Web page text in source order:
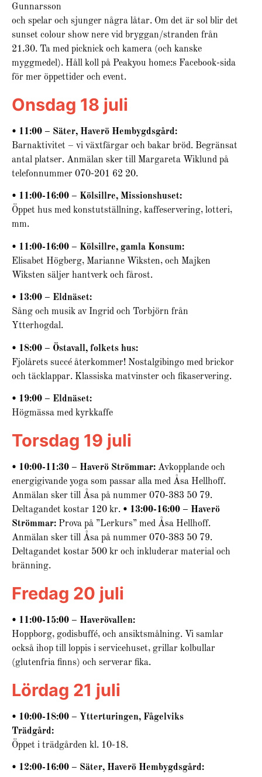
Gunnarsson
och spelar och sjunger några låtar. Om det är sol blir det
sunset colour show nere vid bryggan/stranden från
21.30. Ta med picknick och kamera (och kanske
myggmedel). Håll koll på Peakyou home:s Facebook-sida
för mer öppettider och event.
Onsdag 18 juli
• 11:00 – Säter, Haverö Hembygdsgård:
Barnaktivitet – vi växtfärgar och bakar bröd. Begränsat
antal platser. Anmälan sker till Margareta Wiklund på
telefonnummer 070-201 62 20.
• 11:00-16:00 – Kölsillre, Missionshuset:
Öppet hus med konstutställning, kaffeservering, lotteri,
mm.
• 11:00-16:00 – Kölsillre, gamla Konsum:
Elisabet Högberg, Marianne Wiksten, och Majken
Wiksten säljer hantverk och fårost.
• 13:00 – Eldnäset:
Sång och musik av Ingrid och Torbjörn från
Ytterhogdal.
• 18:00 – Östavall, folkets hus:
Fjolårets succé återkommer! Nostalgibingo med brickor
och täcklappar. Klassiska matvinster och fikaservering.
• 19:00 – Eldnäset:
Högmässa med kyrkkaffe
Torsdag 19 juli
• 10:00-11:30 – Haverö Strömmar: Avkopplande och
energigivande yoga som passar alla med Åsa Hellhoff.
Anmälan sker till Åsa på nummer 070-383 50 79.
Deltagandet kostar 120 kr. • 13:00-16:00 – Haverö
Strömmar: Prova på ”Lerkurs” med Åsa Hellhoff.
Anmälan sker till Åsa på nummer 070-383 50 79.
Deltagandet kostar 500 kr och inkluderar material och
bränning.
Fredag 20 juli
• 11:00-15:00 – Haverövallen:
Hoppborg, godisbuffé, och ansiktsmålning. Vi samlar
också ihop till loppis i servicehuset, grillar kolbullar
(glutenfria finns) och serverar fika.
Lördag 21 juli
• 10:00-18:00 – Ytterturingen, Fågelviks
Trädgård:
Öppet i trädgården kl. 10-18.
• 12:00-16:00 – Säter, Haverö Hembygdsgård: